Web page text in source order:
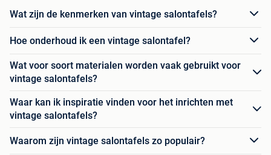
Wat zijn de kenmerken van vintage salontafels?
Hoe onderhoud ik een vintage salontafel?
Wat voor soort materialen worden vaak gebruikt voor
vintage salontafels?
Waar kan ik inspiratie vinden voor het inrichten met
vintage salontafels?
Waarom zijn vintage salontafels zo populair?